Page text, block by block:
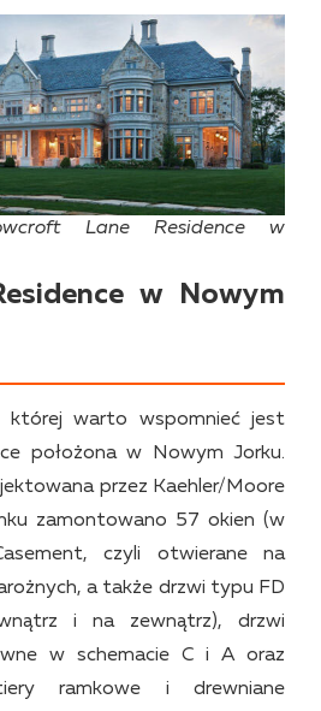
Lane Residence w
w Nowym
której warto wspomnieć jest
położona w Nowym Jorku.
przez Kaehler/Moore
zamontowano 57 okien (w
czyli otwierane na
a także drzwi typu FD
i na zewnątrz), drzwi
w schemacie C i A oraz
ramkowe i drewniane